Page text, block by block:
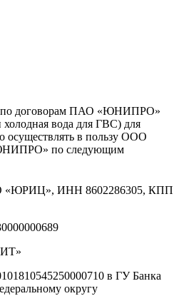
по договорам ПАО «ЮНИПРО»
вода для ГВС) для
осуществлять в пользу ООО
по следующим
«ЮРИЦ», ИНН 8602286305, КПП
в ГУ Банка
округу